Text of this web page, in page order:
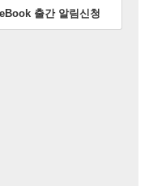
eBook 출간 알림신청